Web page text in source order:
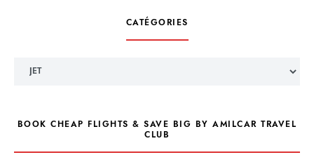
CATÉGORIES
BOOK CHEAP FLIGHTS & SAVE BIG BY AMILCAR TRAVEL
CLUB